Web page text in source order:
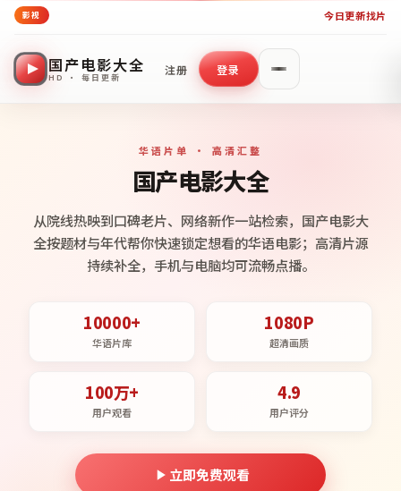
影视 今日更新找片
国产电影大全
HD · 每日更新
注册 登录
华语片单 · 高清汇整
国产电影大全
从院线热映到口碑老片、网络新作一站检索，国产电影大
全按题材与年代帮你快速锁定想看的华语电影；高清片源
持续补全，手机与电脑均可流畅点播。
10000+
华语片库
1080P
超清画质
100万+
用户观看
4.9
用户评分
立即免费观看